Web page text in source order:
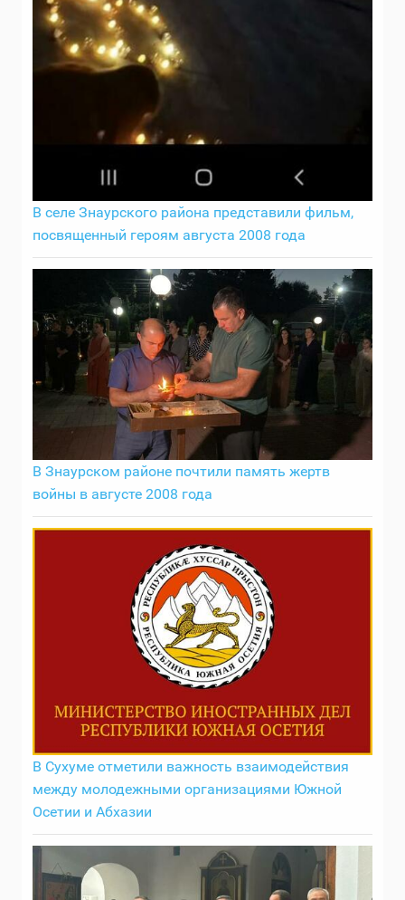
В селе Знаурского района представили фильм,
посвященный героям августа 2008 года
В Знаурском районе почтили память жертв
войны в августе 2008 года
В Сухуме отметили важность взаимодействия
между молодежными организациями Южной
Осетии и Абхазии